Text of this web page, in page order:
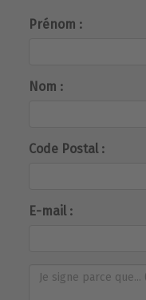
Prénom :
Nom :
Code Postal :
E-mail :